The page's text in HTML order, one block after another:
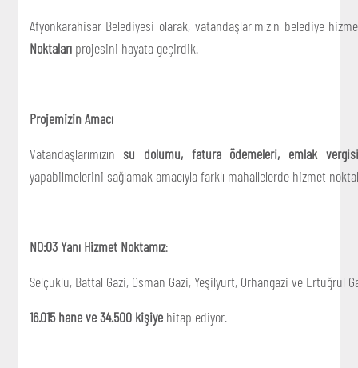
Afyonkarahisar Belediyesi olarak, vatandaşlarımızın belediye
Noktalarıprojesini hayata geçirdik.
Projemizin Amacı
Vatandaşlarımızın su dolumu, fatura ödemeleri, emlak
yapabilmelerini sağlamak amacıyla farklı mahallelerde hizmet
NO:03 Yanı Hizmet Noktamız:
Selçuklu, Battal Gazi, Osman Gazi, Yeşilyurt, Orhangazi ve Ertuğrul
16.015 hane ve 34.500 kişiyehitap ediyor.